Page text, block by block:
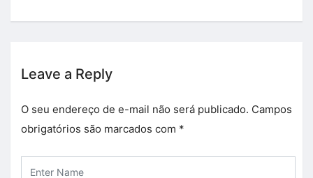
Leave a Reply
O seu endereço de e-mail não será publicado. Campos
obrigatórios são marcados com *